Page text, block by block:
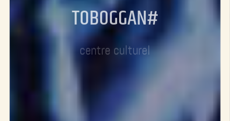
TOBOGGAN#
centre culturel